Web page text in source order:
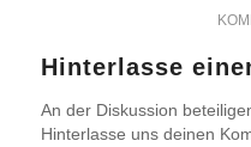
Hinterlasse
An der Diskussion
Hinterlasse uns deinen